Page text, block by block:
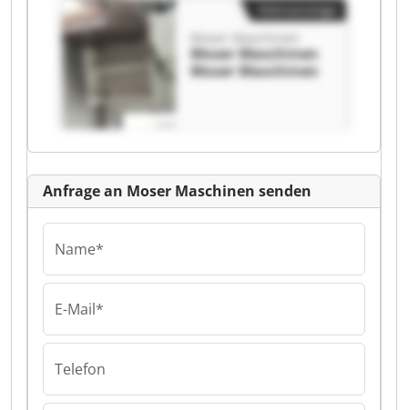
Moser Maschinen
Moser Maschinen
Moser Maschinen
Kleinanzeige
Anfrage an Moser Maschinen senden
Name*
E-Mail*
Telefon